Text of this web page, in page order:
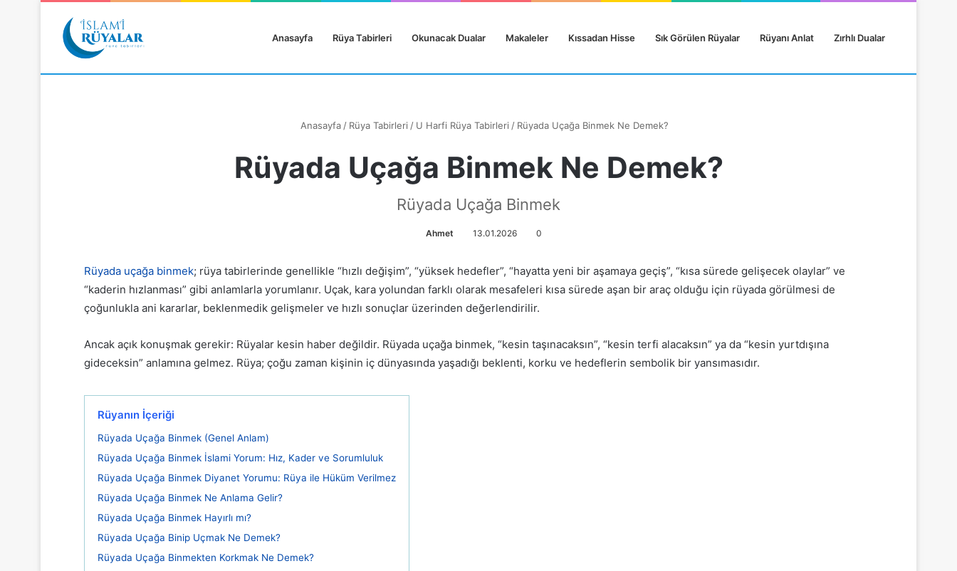
Anasayfa Rüya Tabirleri Okunacak Dualar Makaleler Kıssadan Hisse Sık Görülen Rüyalar Rüyanı Anlat Zırhlı Dualar
Anasayfa / Rüya Tabirleri / U Harfi Rüya Tabirleri / Rüyada Uçağa Binmek Ne Demek?
Rüyada Uçağa Binmek Ne Demek?
Rüyada Uçağa Binmek
Ahmet 13.01.2026 0
Rüyada uçağa binmek; rüya tabirlerinde genellikle “hızlı değişim”, “yüksek hedefler”, “hayatta yeni bir aşamaya geçiş”, “kısa sürede gelişecek olaylar” ve
“kaderin hızlanması” gibi anlamlarla yorumlanır. Uçak, kara yolundan farklı olarak mesafeleri kısa sürede aşan bir araç olduğu için rüyada görülmesi de
çoğunlukla ani kararlar, beklenmedik gelişmeler ve hızlı sonuçlar üzerinden değerlendirilir.
Ancak açık konuşmak gerekir: Rüyalar kesin haber değildir. Rüyada uçağa binmek, “kesin taşınacaksın”, “kesin terfi alacaksın” ya da “kesin yurtdışına
gideceksin” anlamına gelmez. Rüya; çoğu zaman kişinin iç dünyasında yaşadığı beklenti, korku ve hedeflerin sembolik bir yansımasıdır.
Rüyanın İçeriği
Rüyada Uçağa Binmek (Genel Anlam)
Rüyada Uçağa Binmek İslami Yorum: Hız, Kader ve Sorumluluk
Rüyada Uçağa Binmek Diyanet Yorumu: Rüya ile Hüküm Verilmez
Rüyada Uçağa Binmek Ne Anlama Gelir?
Rüyada Uçağa Binmek Hayırlı mı?
Rüyada Uçağa Binip Uçmak Ne Demek?
Rüyada Uçağa Binmekten Korkmak Ne Demek?
Rüyanızı Arayın